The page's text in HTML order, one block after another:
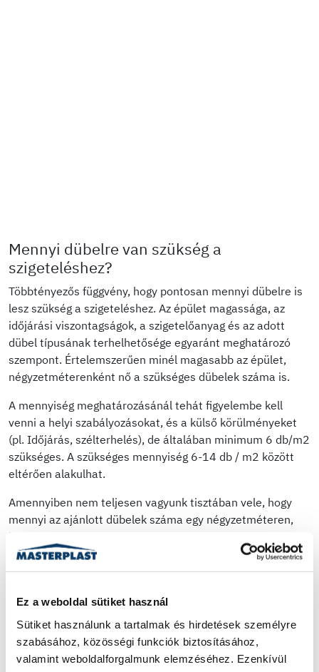
Ez a weboldal sütiket használ
Sütiket használunk a tartalmak és hirdetések személyre
szabásához, közösségi funkciók biztosításához,
valamint weboldalforgalmunk elemzéséhez. Ezenkívül
Mennyi dübelre van szükség a
szigeteléshez?
Többtényezős függvény, hogy pontosan mennyi dübelre is
lesz szükség a szigeteléshez. Az épület magassága, az
időjárási viszontagságok, a szigetelőanyag és az adott
dübel típusának terhelhetősége egyaránt meghatározó
szempont. Értelemszerűen minél magasabb az épület,
négyzetméterenként nő a szükséges dübelek száma is.
A mennyiség meghatározásánál tehát figyelembe kell
venni a helyi szabályozásokat, és a külső körülményeket
(pl. Időjárás, szélterhelés), de általában minimum 6 db/m2
szükséges. A szükséges mennyiség 6-14 db / m2 között
eltérően alakulhat.
Amennyiben nem teljesen vagyunk tisztában vele, hogy
mennyi az ajánlott dübelek száma egy négyzetméteren,
illetve hány felfogatóra lesz szükség, kérjünk szakértői
segítséget!
Dübel típusok
Többféle dübel is kapható a piacon, amelyek EPS
polisztirol, kőzetgyapot hőszigetelő lapok mechanikus
rögzítésére alkalmasak. Az átlagos dübelátmérő 10 mm, a